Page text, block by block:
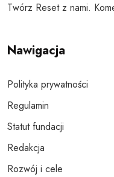
Twórz Reset z nami.
Nawigacja
Polityka prywatności
Regulamin
Statut fundacji
Redakcja
Rozwój i cele